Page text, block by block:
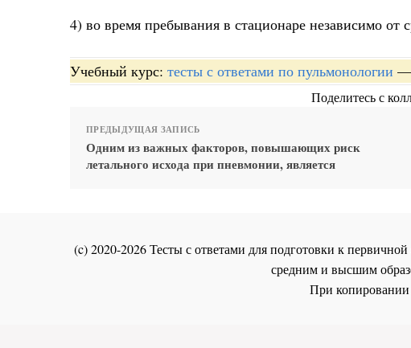
4) во время пребывания в стационаре независимо от
Учебный курс: тесты с ответами по пульмонологии —
Поделитесь с
ПРЕДЫДУЩАЯ ЗАПИСЬ
Одним из важных факторов, повышающих риск
летального исхода при пневмонии, является
(c) 2020-2026 Тесты с ответами для подготовки к
средним и высшим
При копировании